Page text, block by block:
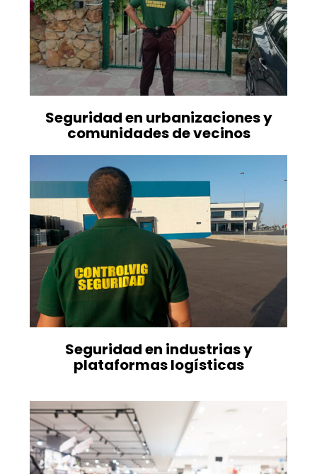
Seguridad en urbanizaciones y
comunidades de vecinos
Seguridad en industrias y
plataformas logísticas